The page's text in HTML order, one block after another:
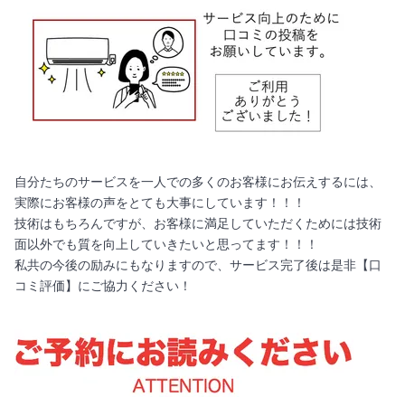
自分たちのサービスを一人での多くのお客様にお伝えするには、
実際にお客様の声をとても大事にしています！！！
技術はもちろんですが、お客様に満足していただくためには技術
面以外でも質を向上していきたいと思ってます！！！
私共の今後の励みにもなりますので、サービス完了後は是非【口
コミ評価】にご協力ください！